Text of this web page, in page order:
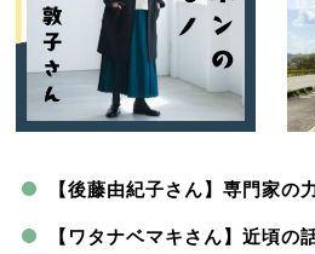
【後藤由紀子さん】専門家の
【ワタナベマキさん】近頃の